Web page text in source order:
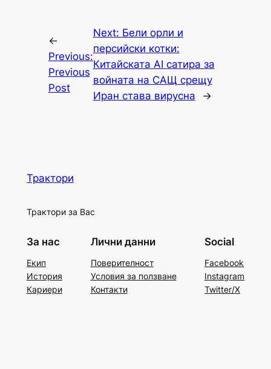
←
Previous:
Previous
Post
Next: Бели орли и
персийски котки:
Китайската AI сатира за
войната на САЩ срещу
Иран става вирусна
→
Трактори
Трактори за Вас
За нас
Екип
История
Кариери
Лични данни
Поверителност
Условия за ползване
Контакти
Social
Facebook
Instagram
Twitter/X